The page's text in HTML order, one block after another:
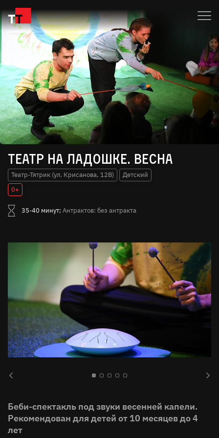
Театр на ладошке. Весна
Театр-Тятрик (ул. Крисанова, 12В)
Детский
0+
35-40 минут; Антрактов: без антракта
Беби-спектакль под звуки весенней капели.
Рекомендован для детей от 10 месяцев до 4
лет